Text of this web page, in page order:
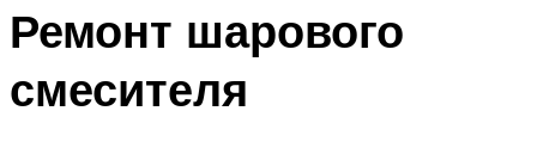
Ремонт шарового
смесителя